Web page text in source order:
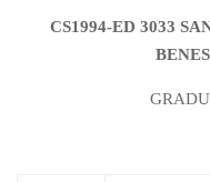
CS1994-ED 3033